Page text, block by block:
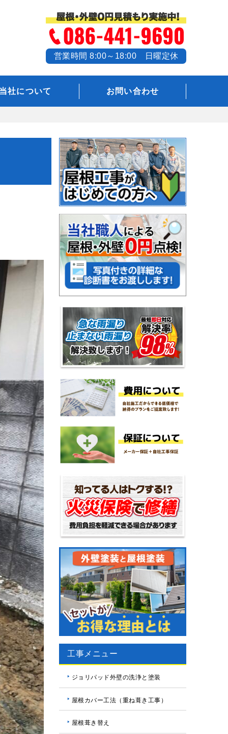
営業時間 8:00～18:00 日曜定休
社について お問い合わせ
工事メニュー
ジョリパッド外壁の洗浄と塗装
屋根カバー工法（重ね葺き工事）
屋根葺き替え